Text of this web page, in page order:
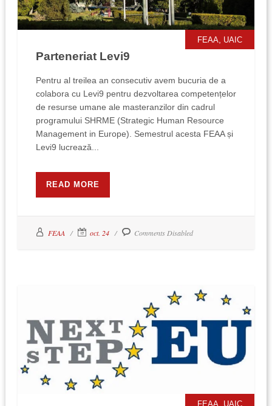
FEAA UAIC
Parteneriat Levi9
Pentru al treilea an consecutiv avem bucuria de a
colabora cu Levi9 pentru dezvoltarea competențelor
de resurse umane ale masteranzilor din cadrul
programului SHRME (Strategic Human Resource
Management in Europe). Semestrul acesta FEAA și
Levi9 lucrează...
READ MORE
FEAA oct. 24 Comments Disabled
FEAA UAIC